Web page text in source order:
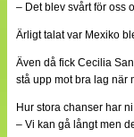
– Det blev svårt för oss
Ärligt talat var Mexiko
Även då fick Cecilia
stå upp mot bra lag när
Hur stora chanser har
– Vi kan gå långt men